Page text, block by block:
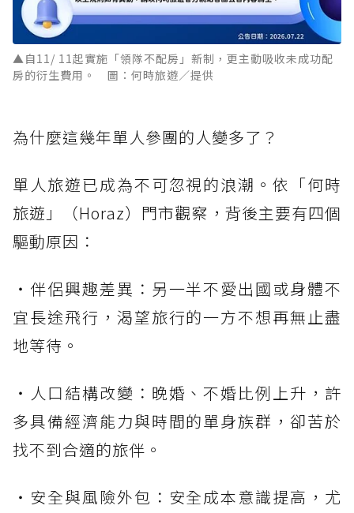
▲自11/ 11起實施「領隊不配房」新制，更主動吸收未成功配
房的衍生費用。 圖：何時旅遊／提供
為什麼這幾年單人參團的人變多了？
單人旅遊已成為不可忽視的浪潮。依「何時
旅遊」（Horaz）門市觀察，背後主要有四個
驅動原因：
・伴侶興趣差異：另一半不愛出國或身體不
宜長途飛行，渴望旅行的一方不想再無止盡
地等待。
・人口結構改變：晚婚、不婚比例上升，許
多具備經濟能力與時間的單身族群，卻苦於
找不到合適的旅伴。
・安全與風險外包：安全成本意識提高，尤